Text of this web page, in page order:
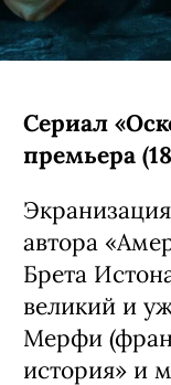
Сериал
премьера
автора
Брета
великий и
Мерфи
история» и